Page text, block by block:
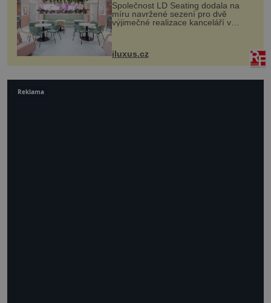
Společnost LD Seating dodala na
míru navržené sezení pro dvě
výjimečné realizace kanceláří v
areálu MediaCityUK v anglickém
budov Media...
iluxus.cz
Reklama